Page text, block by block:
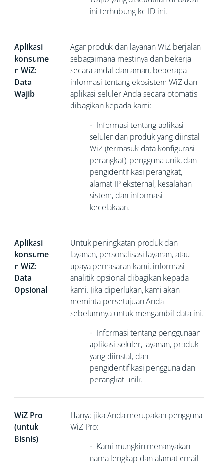
ini terhubung ke ID ini.
Aplikasi
konsume
n WiZ:
Data
Wajib
Agar produk dan layanan WiZ berjalan
sebagaimana mestinya dan bekerja
secara andal dan aman, beberapa
informasi tentang ekosistem WiZ dan
aplikasi seluler Anda secara otomatis
dibagikan kepada kami:
• Informasi tentang aplikasi
seluler dan produk yang diinstal
WiZ (termasuk data konfigurasi
perangkat), pengguna unik, dan
pengidentifikasi perangkat,
alamat IP eksternal, kesalahan
sistem, dan informasi
kecelakaan.
Aplikasi
konsume
n WiZ:
Data
Opsional
Untuk peningkatan produk dan
layanan, personalisasi layanan, atau
upaya pemasaran kami, informasi
analitik opsional dibagikan kepada
kami. Jika diperlukan, kami akan
meminta persetujuan Anda
sebelumnya untuk mengambil data ini.
• Informasi tentang penggunaan
aplikasi seluler, layanan, produk
yang diinstal, dan
pengidentifikasi pengguna dan
perangkat unik.
WiZ Pro
(untuk
Bisnis)
Hanya jika Anda merupakan pengguna
WiZ Pro:
• Kami mungkin menanyakan
nama lengkap dan alamat email